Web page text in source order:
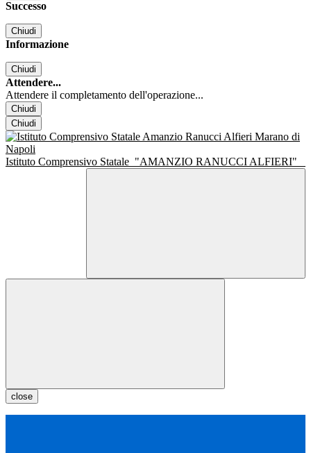
Successo
Chiudi
Informazione
Chiudi
Attendere...
Attendere il completamento dell'operazione...
Chiudi
Chiudi
Istituto Comprensivo Statale "AMANZIO RANUCCI ALFIERI"
close